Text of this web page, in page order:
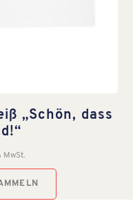
„Schön, dass
MwSt.